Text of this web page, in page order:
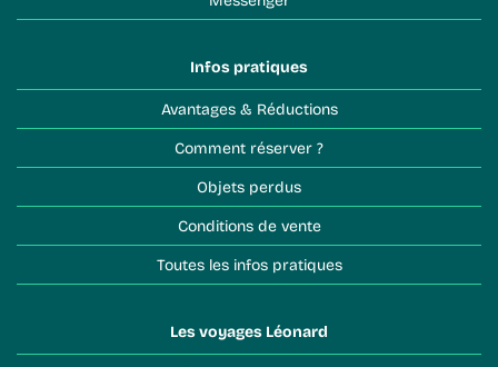
Infos pratiques
Avantages & Réductions
Comment réserver ?
Objets perdus
Conditions de vente
Toutes les infos pratiques
Les voyages Léonard